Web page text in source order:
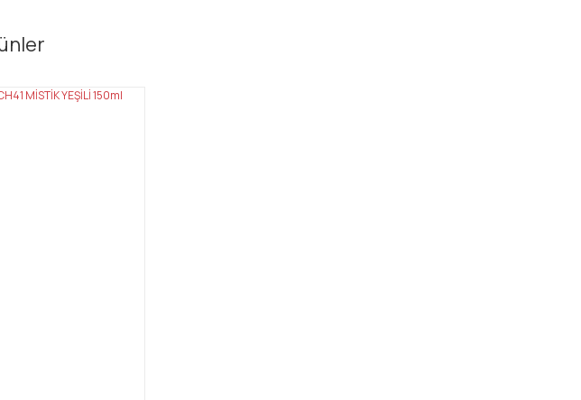
öneri formunu kullanarak tarafımıza iletebilirsiniz.